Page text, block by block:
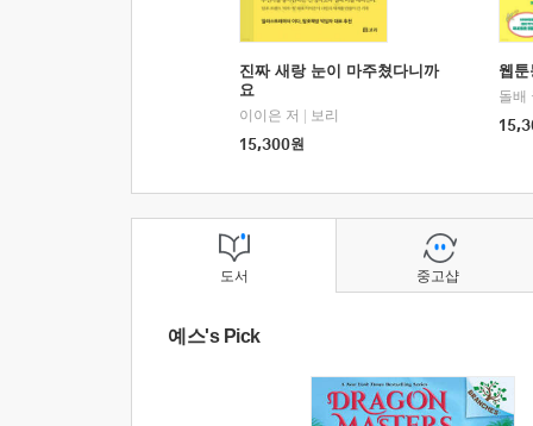
진짜 새랑 눈이 마주쳤다니까
요
이이은 저
보리
15,300원
웹
돌배
도서
예스's Pick
중고샵